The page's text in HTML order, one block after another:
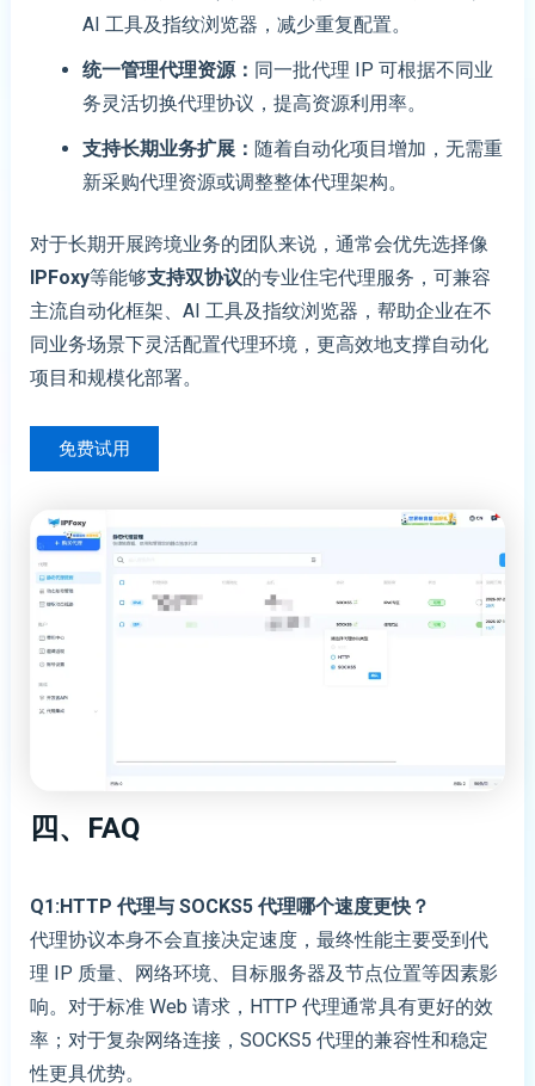
AI 工具及指纹浏览器，减少重复配置。
统一管理代理资源： 同一批代理 IP 可根据不同业
务灵活切换代理协议，提高资源利用率。
支持长期业务扩展： 随着自动化项目增加，无需重
新采购代理资源或调整整体代理架构。
对于长期开展跨境业务的团队来说，通常会优先选择像
IPFoxy等能够支持双协议的专业住宅代理服务，可兼容
主流自动化框架、AI 工具及指纹浏览器，帮助企业在不
同业务场景下灵活配置代理环境，更高效地支撑自动化
项目和规模化部署。
免费试用
四、FAQ
Q1:HTTP 代理与 SOCKS5 代理哪个速度更快？
代理协议本身不会直接决定速度，最终性能主要受到代
理 IP 质量、网络环境、目标服务器及节点位置等因素影
响。对于标准 Web 请求，HTTP 代理通常具有更好的效
率；对于复杂网络连接，SOCKS5 代理的兼容性和稳定
性更具优势。